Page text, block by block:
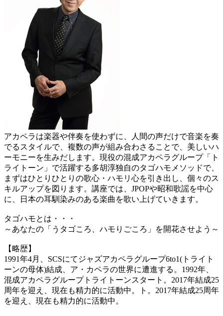
アカペラは楽器や伴奏を使わずに、人間の声だけで音楽を奏
でるスタイルで、複数の声が組み合わさることで、美しいハ
ーモニーを生みだします。現役の混成アカペラグループ「ト
ライトーン」で活躍する多胡淳独自のタゴハモメソッドで、
まずはひとりひとりの歌心・ハモリ心を引き出し、個々のス
キルアップを図ります。講座では、JPOPや昭和歌謡を中心
に、日本の耳馴染みのある楽曲を歌い上げていきます。
タゴハモとは・・・
～あなたの「うタゴころ、ハモりごころ」を開花させよう～
【略歴】
1991年4月、SCSにてジャズアカペラグループ6to1(トライト
ーンの母体)結成、ア・カペラの世界に遭進する。1992年、
混成アカペラグループトライトーンスタート。2017年結成25
周年を迎え、現在も精力的に活動中。ト。2017年結成25周年
を迎え、現在も精力的に活動中。